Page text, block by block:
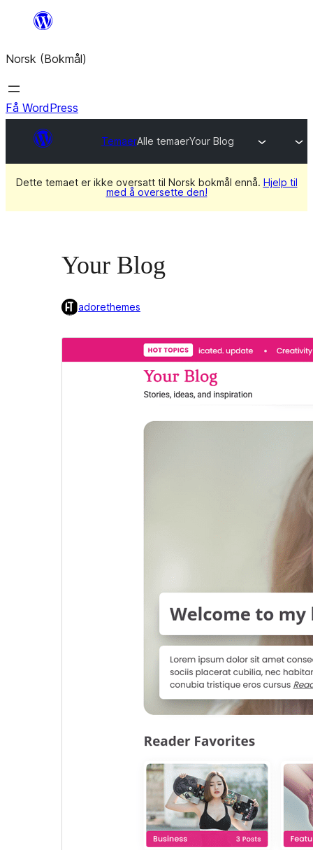
innhold
Norsk (Bokmål)
Få WordPress
TemaerAlle temaerYour Blog
Dette temaet er ikke oversatt til Norsk bokmål ennå. Hjelp til
med å oversette den!
Your Blog
adorethemes